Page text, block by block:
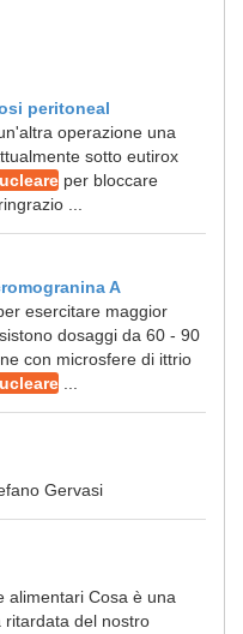
peritoneal
operazione una
sotto eutirox
per bloccare
...
A
esercitare maggior
dosaggi da 60 - 90
con microsfere di ittrio
Gervasi
alimentari Cosa è una
ritardata del nostro